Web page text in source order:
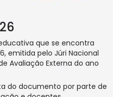
que se encontra
emitida pelo Júri Nacional
Avaliação Externa do ano
do documento por parte de